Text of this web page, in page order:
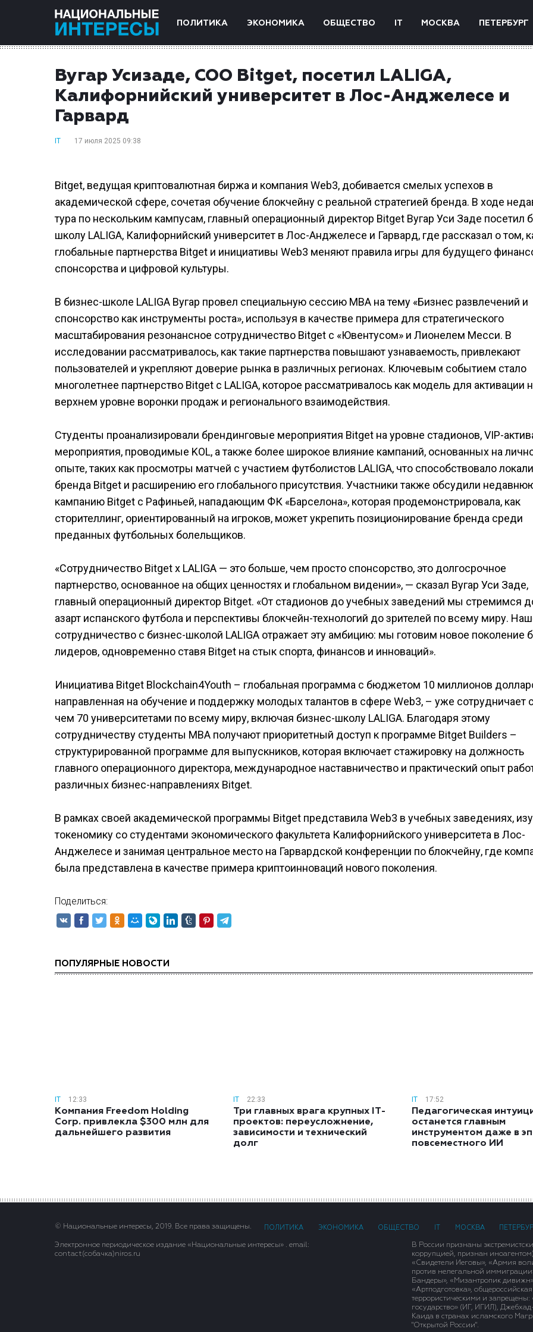
ПОЛИТИКА ЭКОНОМИКА ОБЩЕСТВО IT МОСКВА ПЕТЕРБУРГ
Вугар Усизаде, СОО Bitget, посетил LALIGA,
Калифорнийский университет в Лос-Анджелесе и
Гарвард
IT 17 июля 2025 09:38
Bitget, ведущая криптовалютная биржа и компания Web3, добивается смелых успехов в
академической сфере, сочетая обучение блокчейну с реальной стратегией бренда. В ходе
тура по нескольким кампусам, главный операционный директор Bitget Вугар Уси Заде посетил
школу LALIGA, Калифорнийский университет в Лос-Анджелесе и Гарвард, где рассказал о том,
глобальные партнерства Bitget и инициативы Web3 меняют правила игры для будущего
спонсорства и цифровой культуры.
В бизнес-школе LALIGA Вугар провел специальную сессию MBA на тему «Бизнес развлечений и
спонсорство как инструменты роста», используя в качестве примера для стратегического
масштабирования резонансное сотрудничество Bitget с «Ювентусом» и Лионелем Месси. В
исследовании рассматривалось, как такие партнерства повышают узнаваемость, привлекают
пользователей и укрепляют доверие рынка в различных регионах. Ключевым событием стало
многолетнее партнерство Bitget с LALIGA, которое рассматривалось как модель для активации
верхнем уровне воронки продаж и регионального взаимодействия.
Студенты проанализировали брендинговые мероприятия Bitget на уровне стадионов, VIP-
мероприятия, проводимые KOL, а также более широкое влияние кампаний, основанных на
опыте, таких как просмотры матчей с участием футболистов LALIGA, что способствовало
бренда Bitget и расширению его глобального присутствия. Участники также обсудили
кампанию Bitget с Рафиньей, нападающим ФК «Барселона», которая продемонстрировала, как
сторителлинг, ориентированный на игроков, может укрепить позиционирование бренда среди
преданных футбольных болельщиков.
«Сотрудничество Bitget x LALIGA — это больше, чем просто спонсорство, это долгосрочное
партнерство, основанное на общих ценностях и глобальном видении», — сказал Вугар Уси Заде,
главный операционный директор Bitget. «От стадионов до учебных заведений мы стремимся
азарт испанского футбола и перспективы блокчейн-технологий до зрителей по всему миру.
сотрудничество с бизнес-школой LALIGA отражает эту амбицию: мы готовим новое поколение
лидеров, одновременно ставя Bitget на стык спорта, финансов и инноваций».
Инициатива Bitget Blockchain4Youth – глобальная программа с бюджетом 10 миллионов
направленная на обучение и поддержку молодых талантов в сфере Web3, – уже сотрудничает
чем 70 университетами по всему миру, включая бизнес-школу LALIGA. Благодаря этому
сотрудничеству студенты MBA получают приоритетный доступ к программе Bitget Builders –
структурированной программе для выпускников, которая включает стажировку на должность
главного операционного директора, международное наставничество и практический опыт
различных бизнес-направлениях Bitget.
В рамках своей академической программы Bitget представила Web3 в учебных заведениях,
токеномику со студентами экономического факультета Калифорнийского университета в Лос-
Анджелесе и занимая центральное место на Гарвардской конференции по блокчейну, где
была представлена в качестве примера криптоинноваций нового поколения.
Поделиться:
ПОПУЛЯРНЫЕ НОВОСТИ
IT 12:33
Компания Freedom Holding
Corp. привлекла $300 млн для
дальнейшего развития
IT 22:33
Три главных врага крупных IT-
проектов: переусложнение,
зависимости и технический
долг
IT 17:52
Педагогическая
останется главным
инструментом даже в
повсеместного ИИ
© Национальные интересы, 2019. Все права защищены. ПОЛИТИКА ЭКОНОМИКА ОБЩЕСТВО МОСКВА
Электронное периодическое издание «Национальные интересы» . email:
contact(сoбaчка)niros.ru
В России признаны
коррупцией, признан
«Свидетели Иеговы», «Армия
против нелегальной
Бандеры», «Мизантропик
«Артподготовка»,
террористическими и
государство» (ИГ, ИГИЛ),
Каида в странах исламского
"Открытой России".